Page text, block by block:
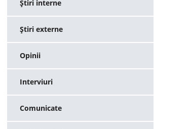
Ştiri interne
Ştiri externe
Opinii
Interviuri
Comunicate